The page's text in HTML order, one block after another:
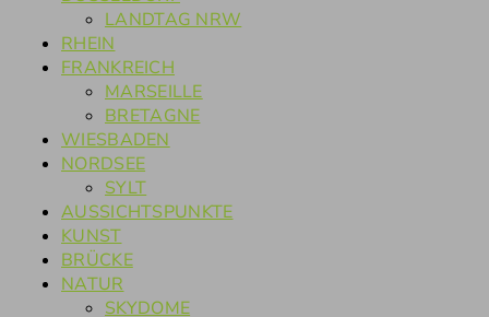
LANDTAG NRW
RHEIN
FRANKREICH
MARSEILLE
BRETAGNE
WIESBADEN
NORDSEE
SYLT
AUSSICHTSPUNKTE
KUNST
BRÜCKE
NATUR
SKYDOME